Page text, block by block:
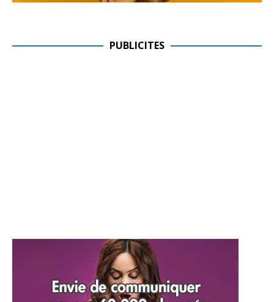
PUBLICITES